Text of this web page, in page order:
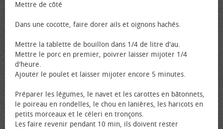
Mettre de côté
Dans une cocotte, faire dorer ails et oignons hachés.
Mettre la tablette de bouillon dans 1/4 de litre d'au.
Mettre le porc en premier, poivrer laisser mijoter 1/4
d'heure.
Ajouter le poulet et laisser mijoter encore 5 minutes.
Préparer les légumes, le navet et les carottes en bâtonnets,
le poireau en rondelles, le chou en lanières, les haricots en
petits morceaux et le céleri en tronçons.
Les faire revenir pendant 10 min, ils doivent rester